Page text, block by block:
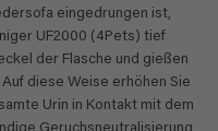
eingedrungen ist,
UF2000 (4Pets) tief
der Flasche und gießen
diese Weise erhöhen Sie
Urin in Kontakt mit dem